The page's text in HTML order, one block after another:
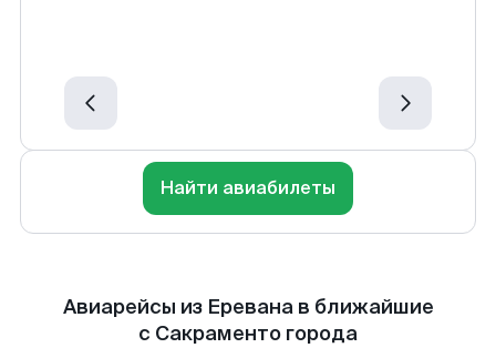
Найти авиабилеты
Авиарейсы из Еревана в ближайшие
с Сакраменто города